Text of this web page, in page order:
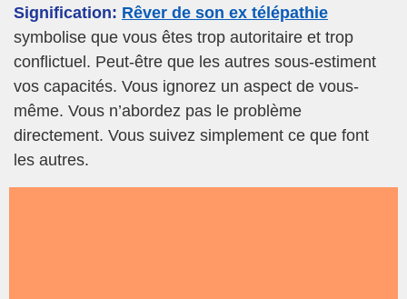
Signification: Rêver de son ex télépathie
symbolise que vous êtes trop autoritaire et trop
conflictuel. Peut-être que les autres sous-estiment
vos capacités. Vous ignorez un aspect de vous-
même. Vous n’abordez pas le problème
directement. Vous suivez simplement ce que font
les autres.